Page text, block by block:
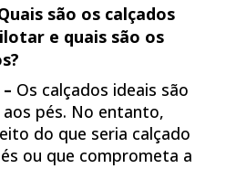
são os calçados
e quais são os
Os calçados ideais são
pés. No entanto,
do que seria calçado
ou que comprometa a